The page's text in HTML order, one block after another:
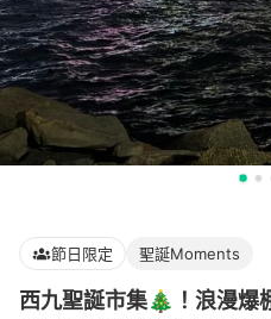
節日限定 聖誕Moments
西九聖誕市集🎄！浪漫爆